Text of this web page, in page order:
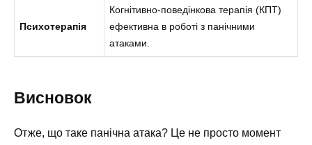
Психотерапія
Когнітивно-поведінкова терапія (КПТ)
ефективна в роботі з панічними
атаками.
Висновок
Отже, що таке панічна атака? Це не просто момент